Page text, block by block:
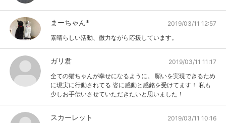
まーちゃん*
2019/03/11 12:57
素晴らしい活動、微力ながら応援しています。
ガリ君
2019/03/11 11:17
全ての猫ちゃんが幸せになるように。 願いを実現できるため
に現実に行動されてる 姿に感動と感銘を受けてます！ 私も
少しお手伝いさせていただきたいと思いました！
スカーレット
2019/03/11 10:16